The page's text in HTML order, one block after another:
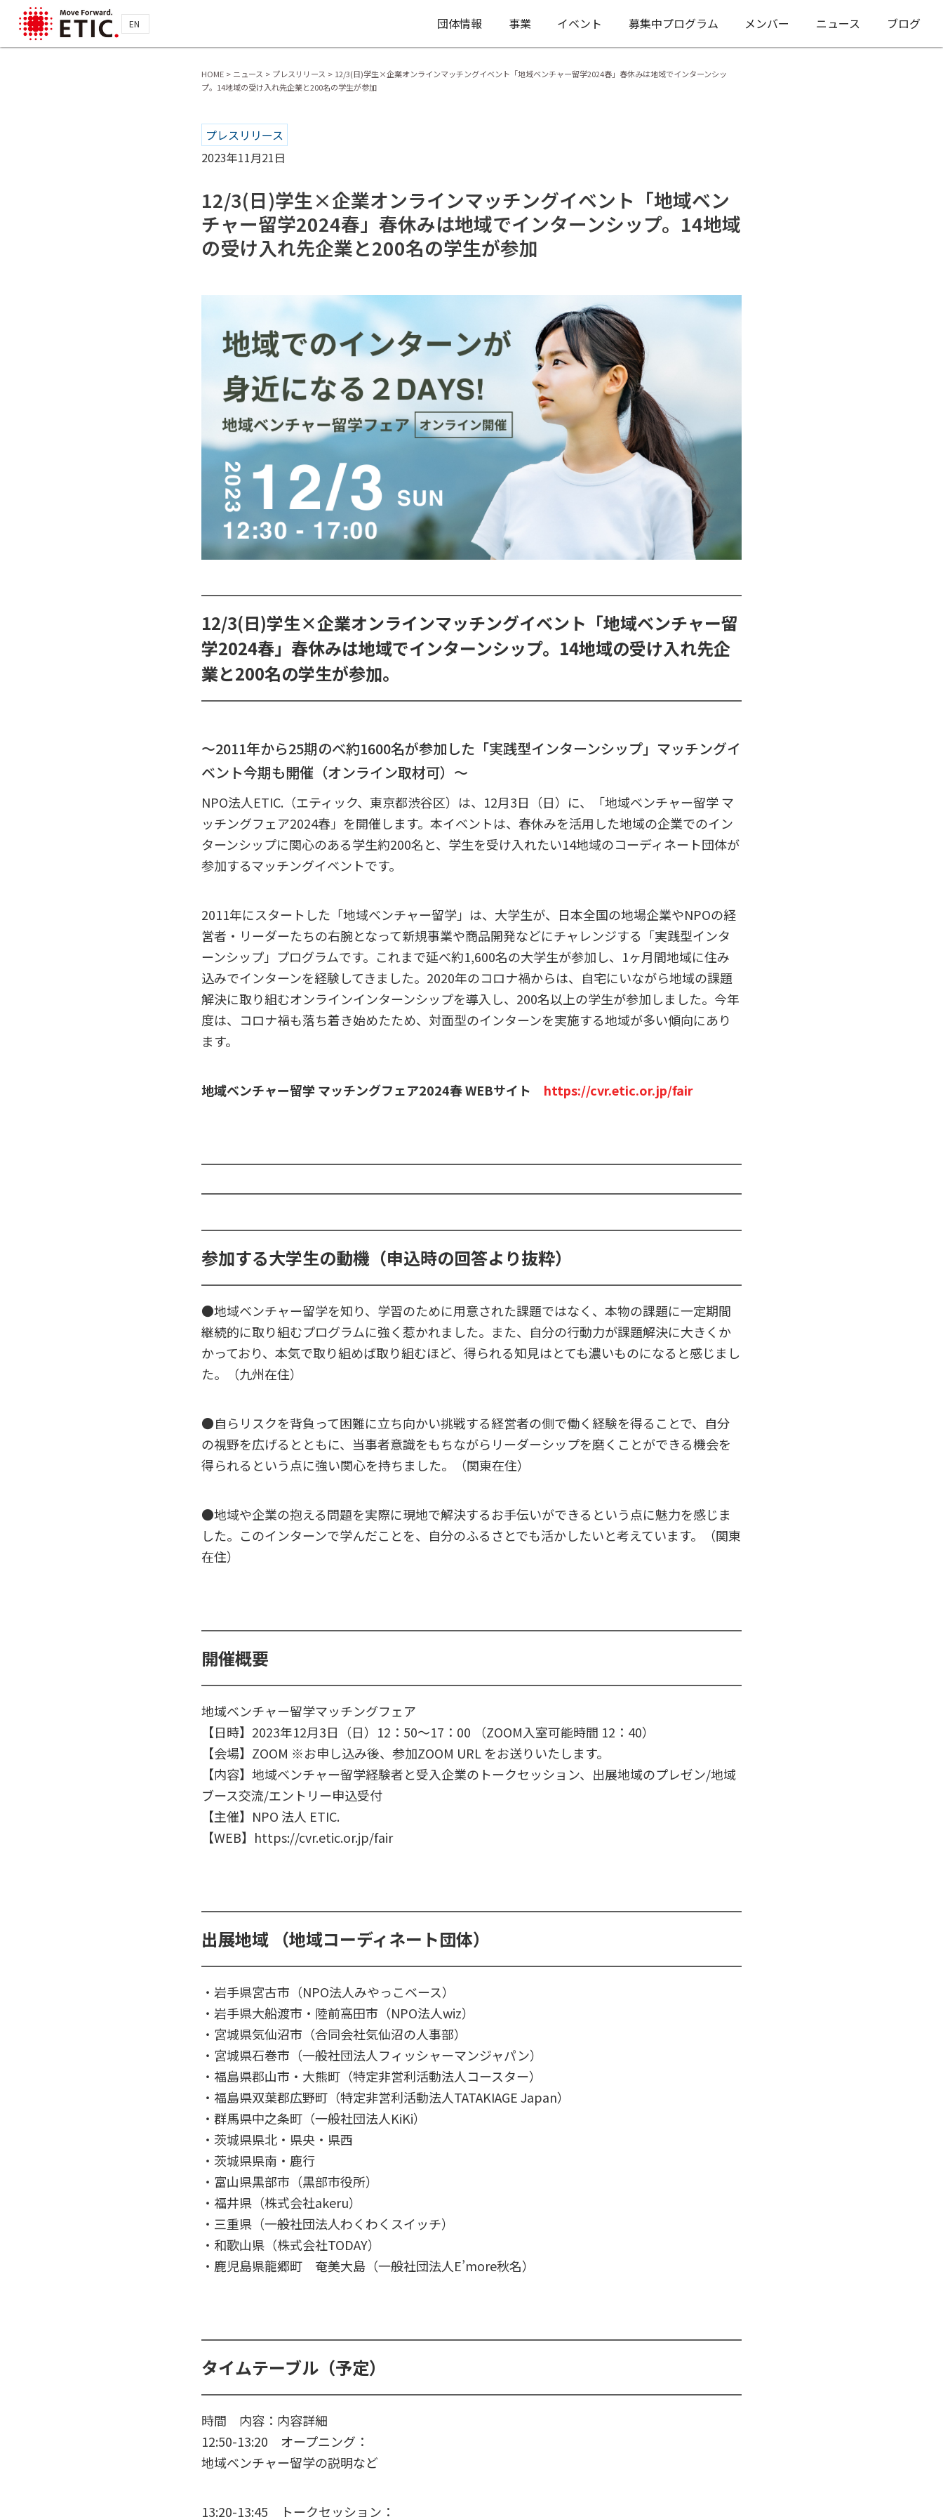
EN 団体情報 事業 イベント 募集中プログラム メンバー ニュース ブログ
HOME > ニュース > プレスリリース > 12/3(日)学生×企業オンラインマッチングイベント「地域ベンチャー留学2024春」春休みは地域でインターンシッ
プ。14地域の受け入れ先企業と200名の学生が参加
プレスリリース
2023年11月21日
12/3(日)学生×企業オンラインマッチングイベント「地域ベン
チャー留学2024春」春休みは地域でインターンシップ。14地域
の受け入れ先企業と200名の学生が参加
12/3(日)学生×企業オンラインマッチングイベント「地域ベンチャー留
学2024春」春休みは地域でインターンシップ。14地域の受け入れ先企
業と200名の学生が参加。
〜2011年から25期のべ約1600名が参加した「実践型インターンシップ」マッチングイ
ベント今期も開催（オンライン取材可）〜
NPO法人ETIC.（エティック、東京都渋谷区）は、12月3日（日）に、「地域ベンチャー留学 マ
ッチングフェア2024春」を開催します。本イベントは、春休みを活用した地域の企業でのイン
ターンシップに関心のある学生約200名と、学生を受け入れたい14地域のコーディネート団体が
参加するマッチングイベントです。
2011年にスタートした「地域ベンチャー留学」は、大学生が、日本全国の地場企業やNPOの経
営者・リーダーたちの右腕となって新規事業や商品開発などにチャレンジする「実践型インタ
ーンシップ」プログラムです。これまで延べ約1,600名の大学生が参加し、1ヶ月間地域に住み
込みでインターンを経験してきました。2020年のコロナ禍からは、自宅にいながら地域の課題
解決に取り組むオンラインインターンシップを導入し、200名以上の学生が参加しました。今年
度は、コロナ禍も落ち着き始めたため、対面型のインターンを実施する地域が多い傾向にあり
ます。
地域ベンチャー留学 マッチングフェア2024春 WEBサイト https://cvr.etic.or.jp/fair
参加する大学生の動機（申込時の回答より抜粋）
●地域ベンチャー留学を知り、学習のために用意された課題ではなく、本物の課題に一定期間
継続的に取り組むプログラムに強く惹かれました。また、自分の行動力が課題解決に大きくか
かっており、本気で取り組めば取り組むほど、得られる知見はとても濃いものになると感じまし
た。（九州在住）
●自らリスクを背負って困難に立ち向かい挑戦する経営者の側で働く経験を得ることで、自分
の視野を広げるとともに、当事者意識をもちながらリーダーシップを磨くことができる機会を
得られるという点に強い関心を持ちました。（関東在住）
●地域や企業の抱える問題を実際に現地で解決するお手伝いができるという点に魅力を感じま
した。このインターンで学んだことを、自分のふるさとでも活かしたいと考えています。（関東
在住）
開催概要
地域ベンチャー留学マッチングフェア
【日時】2023年12月3日（日）12：50～17：00 （ZOOM入室可能時間 12：40）
【会場】ZOOM ※お申し込み後、参加ZOOM URL をお送りいたします。
【内容】地域ベンチャー留学経験者と受入企業のトークセッション、出展地域のプレゼン/地域
ブース交流/エントリー申込受付
【主催】NPO 法人 ETIC.
【WEB】https://cvr.etic.or.jp/fair
出展地域 （地域コーディネート団体）
・岩手県宮古市（NPO法人みやっこベース）
・岩手県大船渡市・陸前高田市（NPO法人wiz）
・宮城県気仙沼市（合同会社気仙沼の人事部）
・宮城県石巻市（一般社団法人フィッシャーマンジャパン）
・福島県郡山市・大熊町（特定非営利活動法人コースター）
・福島県双葉郡広野町（特定非営利活動法人TATAKIAGE Japan）
・群馬県中之条町（一般社団法人KiKi）
・茨城県県北・県央・県西
・茨城県県南・鹿行
・富山県黒部市（黒部市役所）
・福井県（株式会社akeru）
・三重県（一般社団法人わくわくスイッチ）
・和歌山県（株式会社TODAY）
・鹿児島県龍郷町 奄美大島（一般社団法人E’more秋名）
タイムテーブル（予定）
時間 内容：内容詳細
12:50-13:20 オープニング：
地域ベンチャー留学の説明など
13:20-13:45 トークセッション：